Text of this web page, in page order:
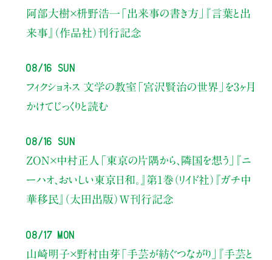
阿部大樹×枡野浩一 「出来事の書き方」
『言葉と出
来事』（作品社）刊行記念
08/16 Sun
フィクショネス 文学の教室 「宮沢賢治の世界」を3ヶ月
かけてじっくりと読む
08/16 Sun
ZON×中村正人 「東京の片隅から、隣国を想う」
『ニ
ーハオ、おいしい東京日和。』第1巻（リイド社）
『ガチ中
華移民』（太田出版）W刊行記念
08/17 Mon
山崎明子×野村由芽 「手芸が紡ぐつながり」
『手芸と